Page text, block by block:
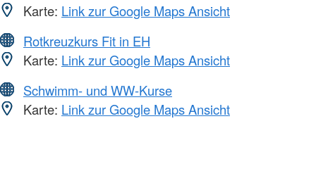
Karte: Link zur Google Maps Ansicht
Rotkreuzkurs Fit in EH
Karte: Link zur Google Maps Ansicht
Schwimm- und WW-Kurse
Karte: Link zur Google Maps Ansicht